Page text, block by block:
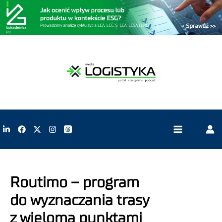
Routimo – program
do wyznaczania trasy
z wieloma punktami